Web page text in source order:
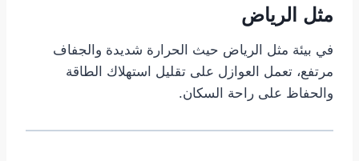
مثل الرياض
في بيئة مثل الرياض حيث الحرارة شديدة والجفاف
مرتفع، تعمل العوازل على تقليل استهلاك الطاقة
والحفاظ على راحة السكان.